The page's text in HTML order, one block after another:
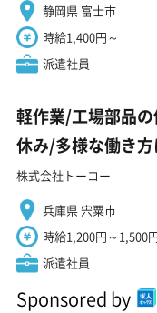
静岡県 富士市
時給1,400円～
派遣社員
軽作業/工場部品
休み/多様な働き
株式会社トーコー
兵庫県 宍粟市
時給1,200円～1,500
派遣社員
Sponsored by